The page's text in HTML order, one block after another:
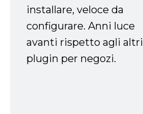
installare, veloce da
configurare. Anni luce
avanti rispetto agli altri
plugin per negozi.